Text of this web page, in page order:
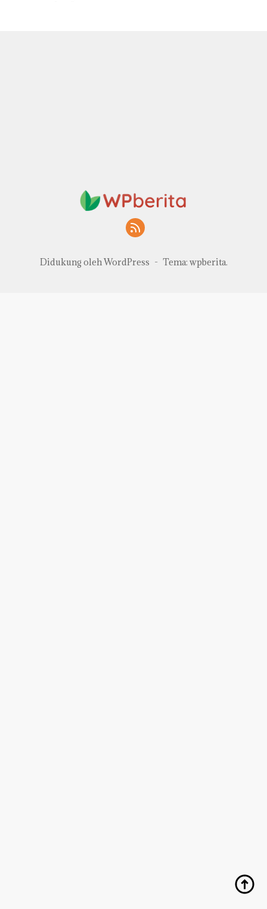
Didukung oleh WordPress - Tema: wpberita.